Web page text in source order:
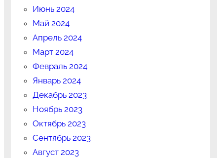
Июнь 2024
Май 2024
Апрель 2024
Март 2024
Февраль 2024
Январь 2024
Декабрь 2023
Ноябрь 2023
Октябрь 2023
Сентябрь 2023
Август 2023